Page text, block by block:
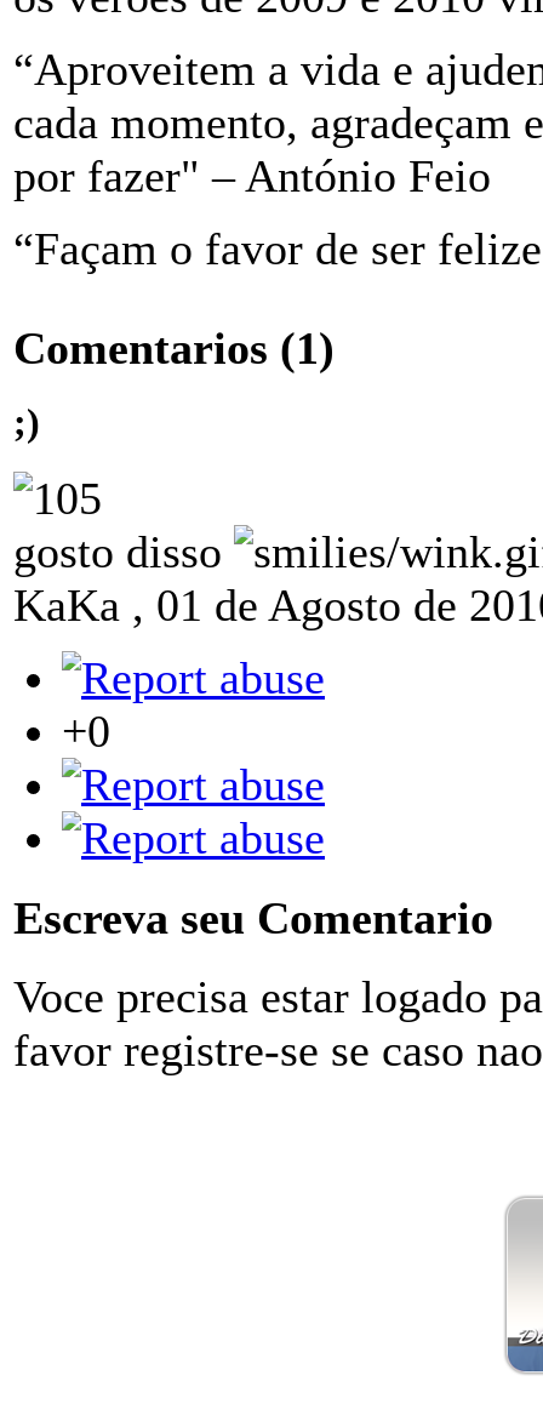
“Aproveitem a vida e
cada momento, agradeçam
por fazer" – António Feio
“Façam o favor de ser
Comentarios (1)
;)
gosto disso
KaKa , 01 de Agosto de
+0
Escreva seu Comentario
Voce precisa estar logado
favor registre-se se caso